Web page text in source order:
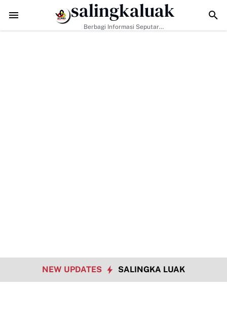
Tantangan Era Digital, Arisal Aziz Ajak Masyarakat Perkuat
salingkaluak
Berbagi Informasi Seputar
NEW UPDATES SALINGKA LUAK